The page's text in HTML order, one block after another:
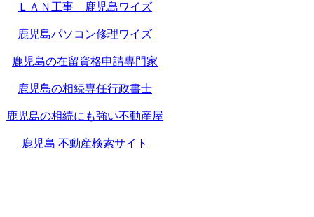
ＬＡＮ工事 鹿児島ワイズ
鹿児島パソコン修理ワイズ
鹿児島の在留資格申請専門家
鹿児島の相続専任行政書士
鹿児島の相続にも強い不動産屋
鹿児島 不動産検索サイト